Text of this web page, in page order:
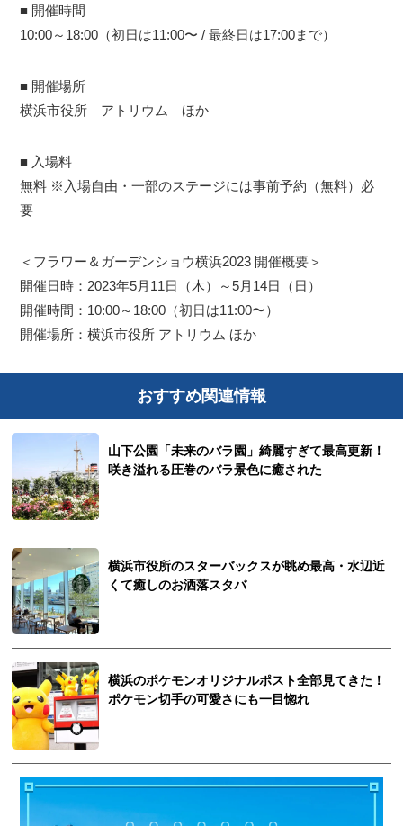
■ 開催時間
10:00～18:00（初日は11:00〜 / 最終日は17:00まで）
■ 開催場所
横浜市役所 アトリウム ほか
■ 入場料
無料 ※入場自由・一部のステージには事前予約（無料）必
要
＜フラワー＆ガーデンショウ横浜2023 開催概要＞
開催日時：2023年5月11日（木）～5月14日（日）
開催時間：10:00～18:00（初日は11:00〜）
開催場所：横浜市役所 アトリウム ほか
おすすめ関連情報
山下公園「未来のバラ園」綺麗すぎて最高更新！
咲き溢れる圧巻のバラ景色に癒された
横浜市役所のスターバックスが眺め最高・水辺近
くて癒しのお洒落スタバ
横浜のポケモンオリジナルポスト全部見てきた！
ポケモン切手の可愛さにも一目惚れ